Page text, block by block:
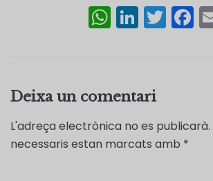
W
h
A
p
p
Li
n
e
dI
n
T
w
F
a
o
Deixa un comentari
L'adreça electrònica no es publicarà.
necessaris estan marcats amb *